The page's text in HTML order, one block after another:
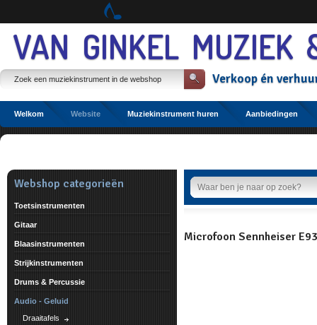
naar
de
Spring
het
hoofdmenu
VAN GINKEL MUZIEK
Verkoopén
Etalage
Microfoon Sennheiser
Webshop categorieën
Toetsinstrumenten
Gitaar
Blaasinstrumenten
Strijkinstrumenten
Drums & Percussie
Audio - Geluid
Draaitafels
Welkom Website Muziekinstrument huren Aanbiedingen